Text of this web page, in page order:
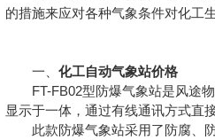
的措施来应对各种气象条件对化工
一、 化工自动气象站价格
FT-FB02型防爆气象站是风途物
显示于一体，通过有线通讯方式直
此款防爆气象站采用了防腐、防